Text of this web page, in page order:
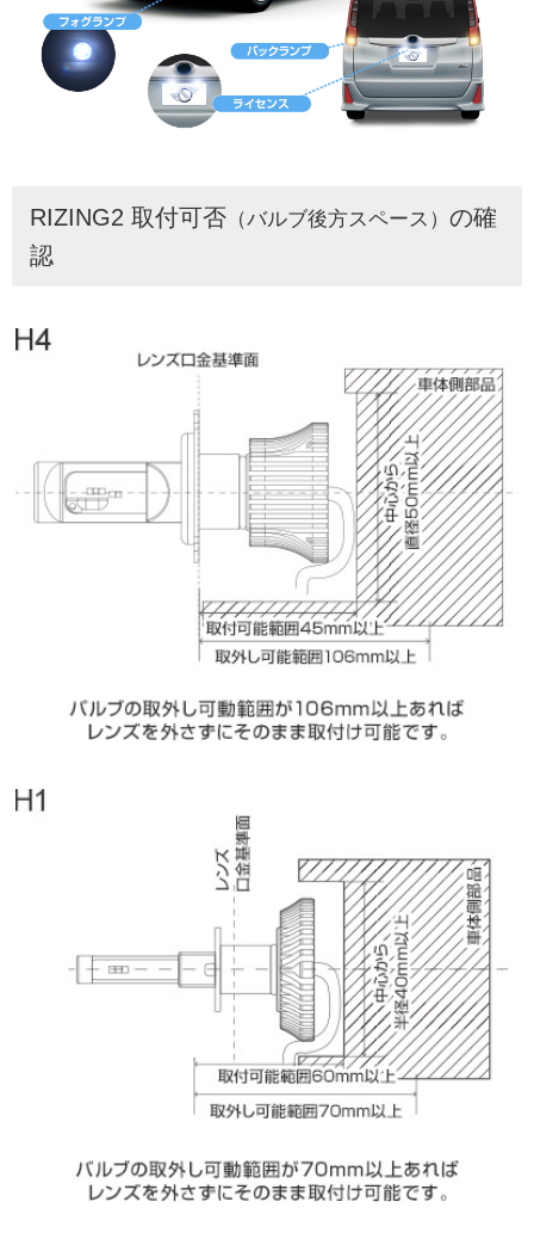
RIZING2 取付可否 （バルブ後方スペース） の確
認